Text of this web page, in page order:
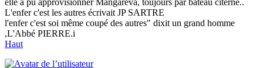
L'enfer c'est les autres écrivait JP SARTRE
l'enfer c'est soi même coupé des autres" dixit un grand homme
,L'Abbé PIERRE.i
Haut